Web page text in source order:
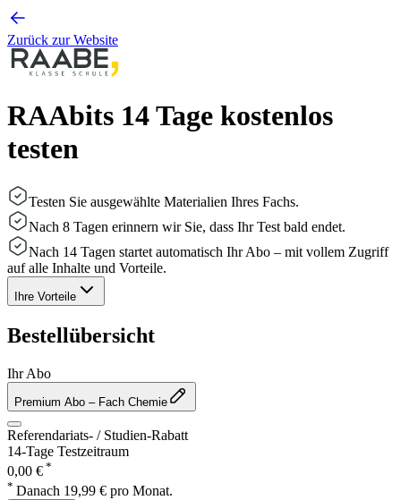
Zurück zur Website
RAAbits 14 Tage kostenlos
testen
Testen Sie ausgewählte Materialien Ihres Fachs.
Nach 8 Tagen erinnern wir Sie, dass Ihr Test bald endet.
Nach 14 Tagen startet automatisch Ihr Abo – mit vollem Zugriff
auf alle Inhalte und Vorteile.
Ihre Vorteile
Bestellübersicht
Ihr Abo
Premium Abo – Fach Chemie
Referendariats- / Studien-Rabatt
14-Tage Testzeitraum
0,00 € *
* Danach 19,99 € pro Monat.